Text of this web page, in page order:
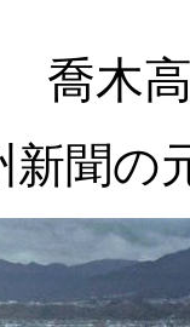
喬木
新聞の